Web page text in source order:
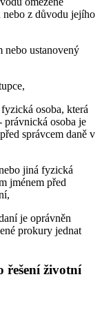
nebo z důvodu jejího
nebo ustanovený
osoba, která
právnická osoba je
správcem daně v
jiná fyzická
jménem před
je oprávněn
prokury jednat
řešení životní